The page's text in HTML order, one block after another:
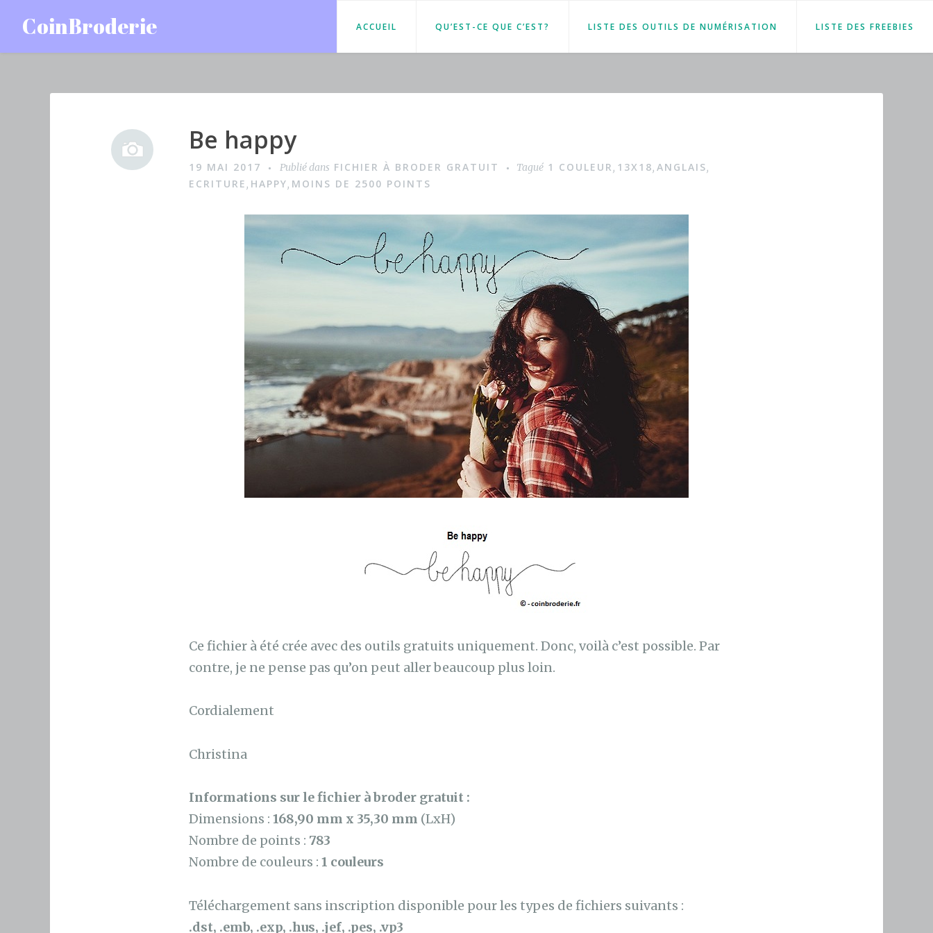
contenu
CoinBroderie ACCUEIL QU’EST-CE QUE C’EST? LISTE DES OUTILS DE NUMÉRISATION LISTE DES FREEBIES
I
a
Be happy
19 MAI 2017 Publié dans FICHIER À BRODER GRATUIT Tagué 1 COULEUR, 13X18, ANGLAIS,
ECRITURE, HAPPY, MOINS DE 2500 POINTS
Ce fichier à été crée avec des outils gratuits uniquement. Donc, voilà c’est possible. Par
contre, je ne pense pas qu’on peut aller beaucoup plus loin.
Cordialement
Christina
Informations sur le fichier à broder gratuit :
Dimensions : 168,90 mm x 35,30 mm (LxH)
Nombre de points : 783
Nombre de couleurs : 1 couleurs
Téléchargement sans inscription disponible pour les types de fichiers suivants :
.dst, .emb, .exp, .hus, .jef, .pes, .vp3